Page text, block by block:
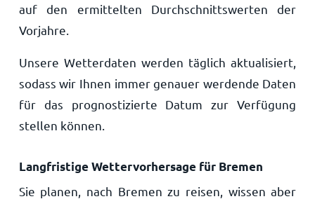
auf den ermittelten Durchschnittswerten der
Vorjahre.
Unsere Wetterdaten werden täglich aktualisiert,
sodass wir Ihnen immer genauer werdende Daten
für das prognostizierte Datum zur Verfügung
stellen können.
Langfristige Wettervorhersage für Bremen
Sie planen, nach Bremen zu reisen, wissen aber